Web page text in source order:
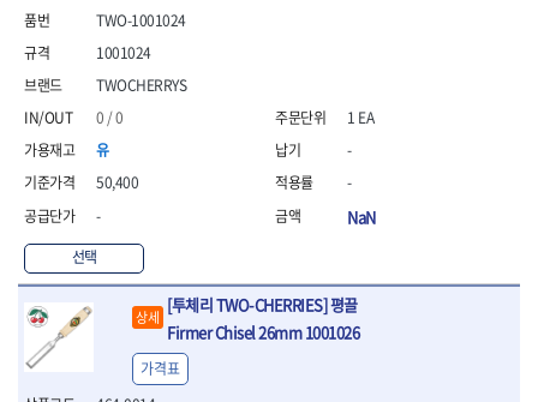
- 절연플라이어
- 절연전공칼
- 절연안전모
- 방폭소켓
- 방폭라쳇핸들
- 방폭콤비네이션렌치
- 절연별드라이버
- 절연드라이버세트
- 스트리퍼
- 라쳇케이블커터
- 자동스트리퍼
- 케이블스트리퍼
TWOCHERRYS
0 / 0
유
50,400
-
선택
TWO-1001024
1001024
1 EA
-
-
NaN
상세
[투체리 TWO-CHERRIES] 평끌
Firmer Chisel 26mm 1001026
가격표